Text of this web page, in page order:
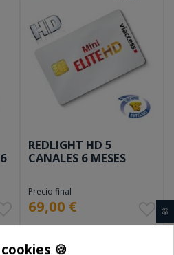
REDLIGHT HD 5
CANALES 6 MESES
Precio final
69,00 €
🍪
🍪